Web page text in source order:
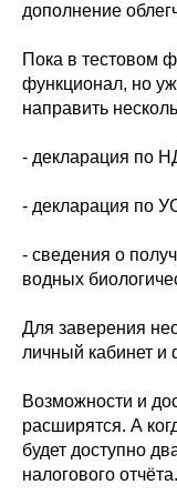
дополнение
Пока в тестовом
функционал, но
направить
- декларация по
- декларация по
- сведения о
водных
Для заверения
личный кабинет и
Возможности и
расширятся. А
будет доступно
налогового